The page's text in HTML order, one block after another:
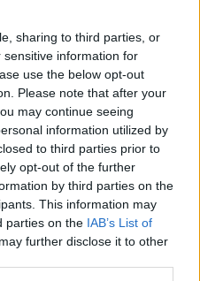
sharing to third parties, or
information for
use the below opt-out
Please note that after your
may continue seeing
information utilized by
to third parties prior to
opt-out of the further
by third parties on the
This information may
parties on the IAB’s List of
further disclose it to other